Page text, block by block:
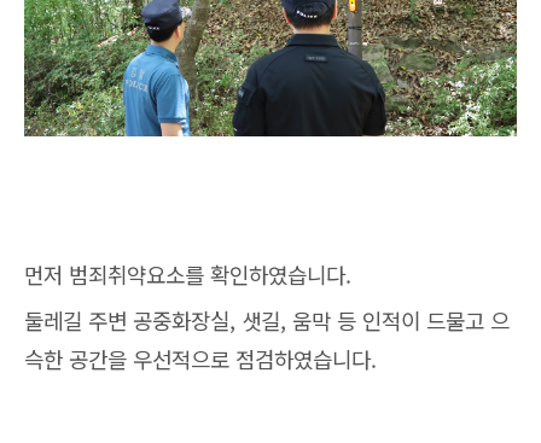
먼저 범죄취약요소를 확인하였습니다.
둘레길 주변 공중화장실, 샛길, 움막 등 인적이 드물고 으
슥한 공간을 우선적으로 점검하였습니다.